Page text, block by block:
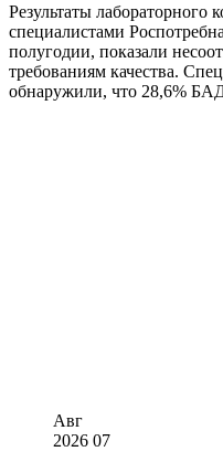
Результаты лабораторного
специалистами
полугодии, показали
требованиям качества.
обнаружили, что 28,6%
Авг
2026 07